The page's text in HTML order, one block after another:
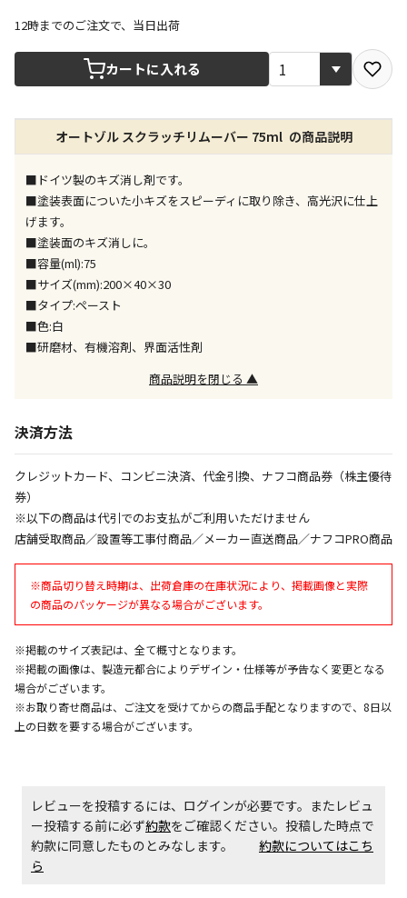
宅配や店舗受取を選択できる商品です
店舗のみで受取できる商品です（宅配便でのお届けが
できません）
※同時購入の商品は、全て同じ店舗での受取となりま
す
特定の店舗のみで受取ができる商品です（宅配便での
※同時購入の商品は、全て同じ店舗での受取となりま
す
委託業者によりお届けする商品です
※ほか商品との同時購入はできません。お手数です
※支払い方法の代金引換は選択できません。
※電話注文はできません。
同時購入が可能です
出荷いたします。
ただし、メーカーの営業日に基づき出荷手続きを行う
ため、通常よりお時間をいただく場合がございます。
また、日曜・祝日や年末年始などの長期休業期間中
は、休業明けからの出荷対応となります。
お見積商品です。金額・施工日はお打ち合わせの上、
決定となります。
決定となります。
12時までのご注文で、当日出荷
カートに入れる
オートゾル スクラッチリムーバー 75ml の商品説明
■ドイツ製のキズ消し剤です。
■塗装表面についた小キズをスピーディに取り除き、高光沢に仕上
げます。
■塗装面のキズ消しに。
■容量(ml):75
■サイズ(mm):200×40×30
■タイプ:ペースト
■色:白
■研磨材、有機溶剤、界面活性剤
商品説明を閉じる ▲
決済方法
クレジットカード、コンビニ決済、代金引換、ナフコ商品券（株主優待
券）
※以下の商品は代引でのお支払がご利用いただけません
店舗受取商品／設置等工事付商品／メーカー直送商品／ナフコPRO商品
※商品切り替え時期は、出荷倉庫の在庫状況により、掲載画像と実際
の商品のパッケージが異なる場合がございます。
※掲載のサイズ表記は、全て概寸となります。
※掲載の画像は、製造元都合によりデザイン・仕様等が予告なく変更となる
場合がございます。
※お取り寄せ商品は、ご注文を受けてからの商品手配となりますので、8日以
上の日数を要する場合がございます。
レビューを投稿するには、ログインが必要です。またレビュ
ー投稿する前に必ず約款をご確認ください。投稿した時点で
約款に同意したものとみなします。 約款についてはこち
ら